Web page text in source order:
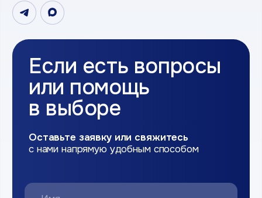
8 800 100 88 65
г. Великий Новгород, ул. Магистральная д.3
ПН-ВС с 10:00 до 18:00